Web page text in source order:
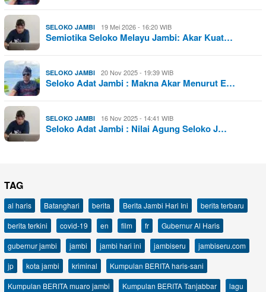
SELOKO JAMBI 19 Mei 2026 - 16:20 WIB
Semiotika Seloko Melayu Jambi: Akar Kuat…
SELOKO JAMBI 20 Nov 2025 - 19:39 WIB
Seloko Adat Jambi : Makna Akar Menurut E…
SELOKO JAMBI 16 Nov 2025 - 14:41 WIB
Seloko Adat Jambi : Nilai Agung Seloko J…
TAG
al haris Batanghari berita Berita Jambi Hari Ini
berita terbaru
berita terkini
covid-19 en film fr
Gubernur Al Haris
gubernur jambi
jambi jambi hari ini jambiseru
jambiseru.com
jp
kota jambi kriminal
Kumpulan BERITA haris-sani
Kumpulan BERITA muaro jambi
Kumpulan BERITA Tanjabbar
lagu